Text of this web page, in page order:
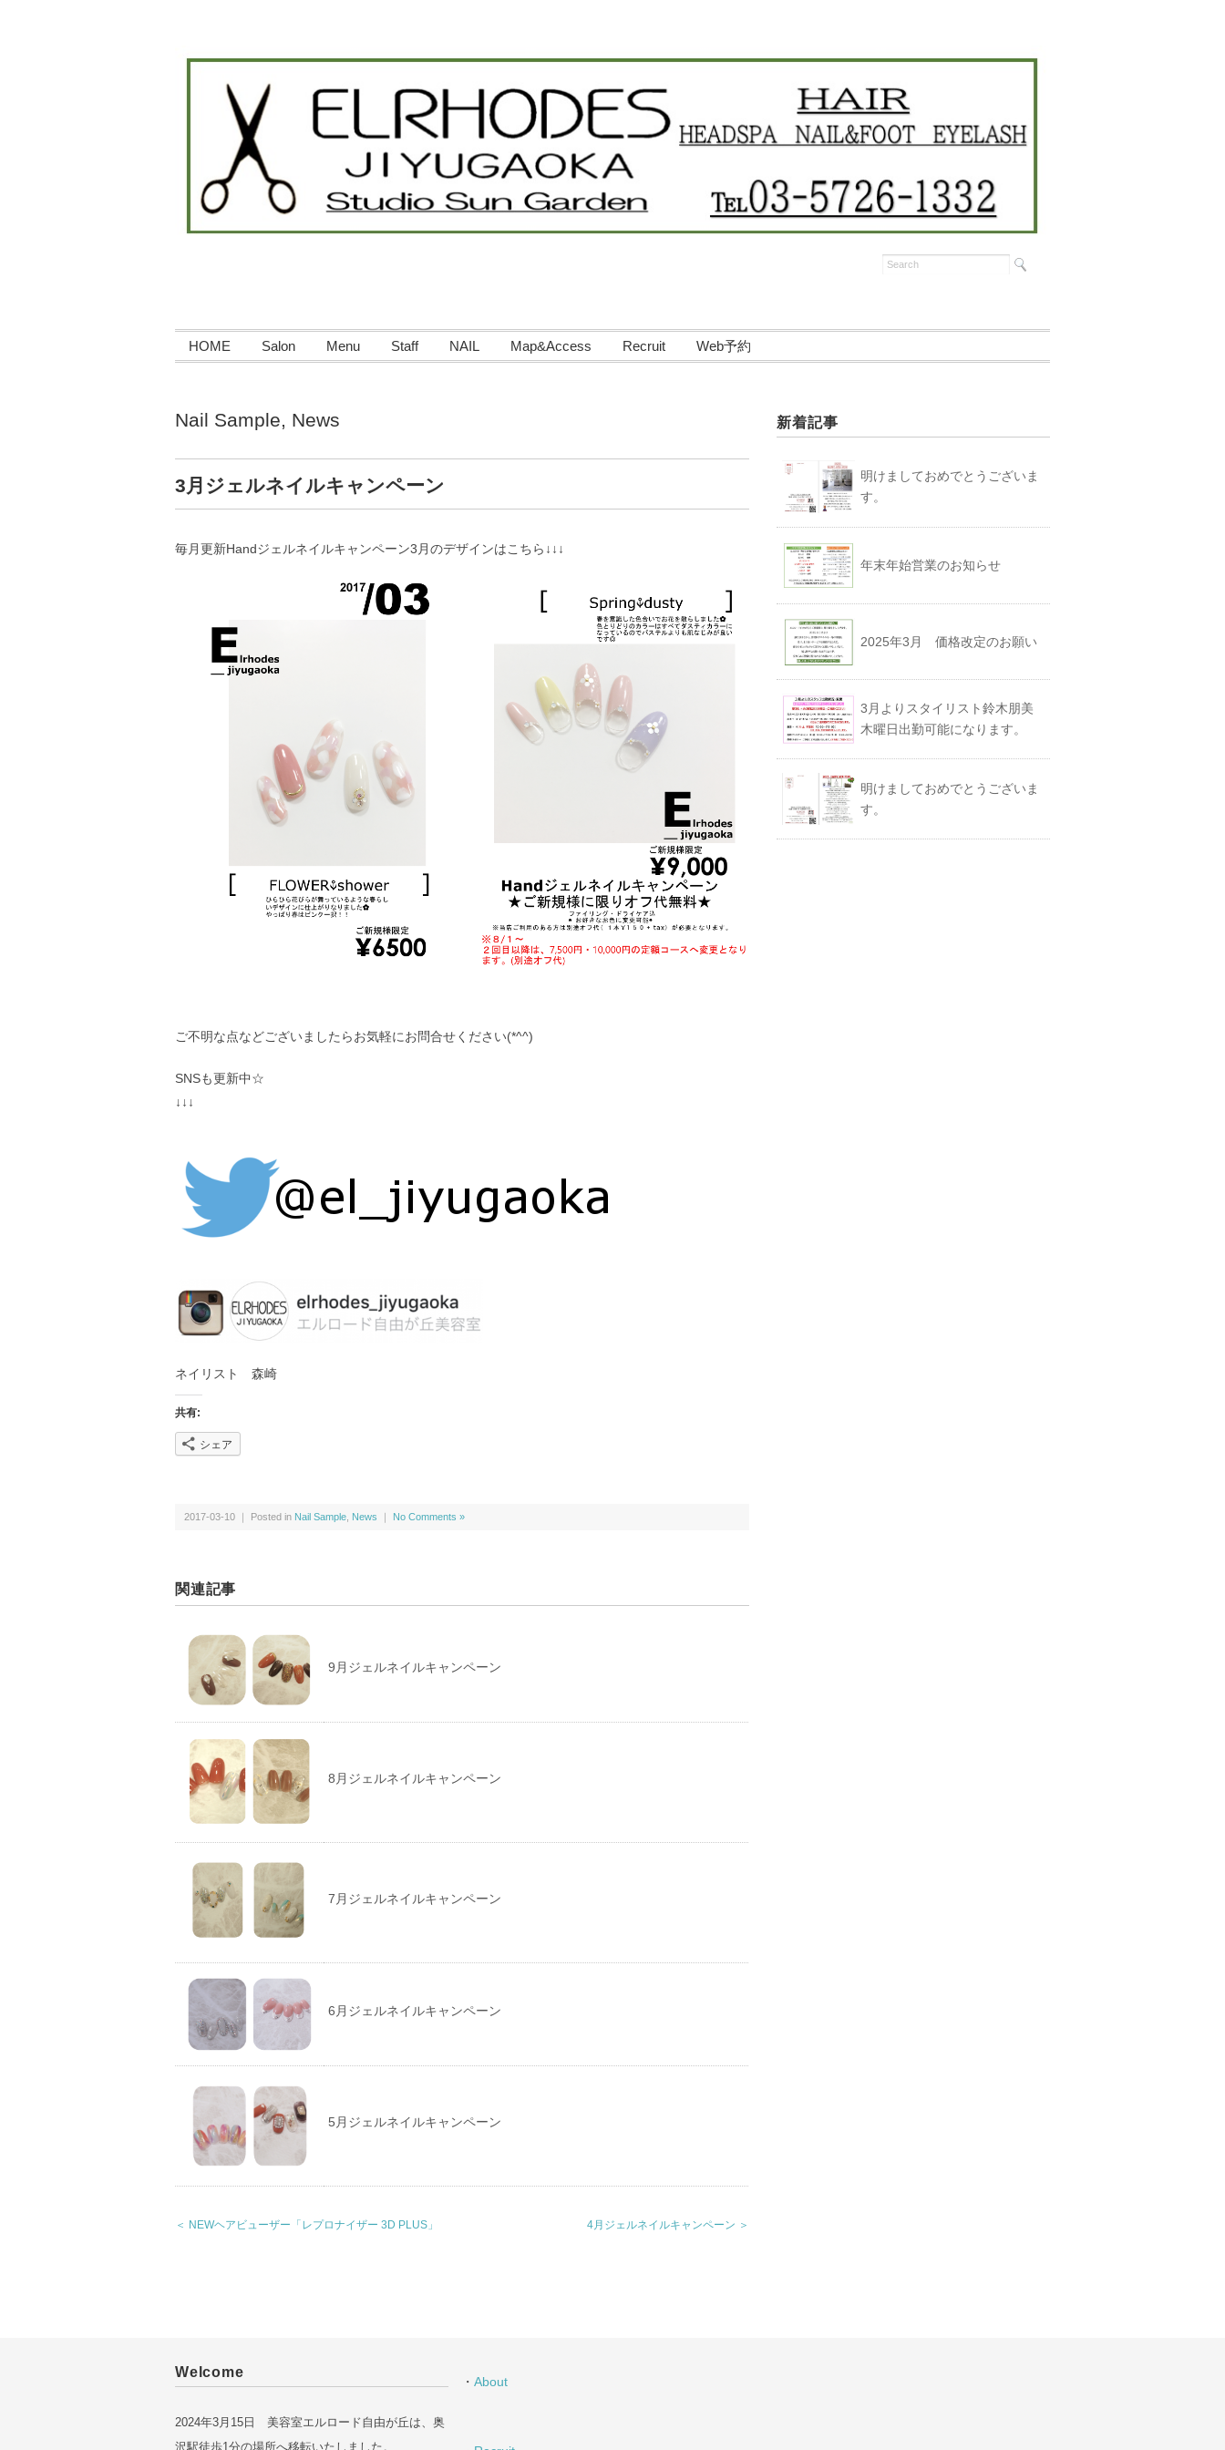
HOME Salon Menu Staff NAIL Map&Access Recruit Web予約
Nail Sample, News
3月ジェルネイルキャンペーン
毎月更新Handジェルネイルキャンペーン3月のデザインはこちら↓↓↓
ご不明な点などございましたらお気軽にお問合せください(*^^)
SNSも更新中☆
↓↓↓
ネイリスト 森崎
共有:
シェア
2017-03-10 ｜ Posted in Nail Sample News No Comments »
関連記事
9月ジェルネイルキャンペーン
8月ジェルネイルキャンペーン
7月ジェルネイルキャンペーン
6月ジェルネイルキャンペーン
5月ジェルネイルキャンペーン
＜ NEWヘアビューザー「レプロナイザー 3D PLUS」 4月ジェルネイルキャンペーン ＞
新着記事
明けましておめでとうございま
す。
年末年始営業のお知らせ
2025年3月 価格改定のお願い
3月よりスタイリスト鈴木朋美
木曜日出勤可能になります。
明けましておめでとうございま
す。
Welcome
2024年3月15日 美容室エルロード自由が丘は、奥
沢駅徒歩1分の場所へ移転いたしました。
・ About